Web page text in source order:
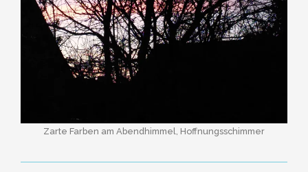
Zarte Farben am Abendhimmel, Hoffnungsschimmer